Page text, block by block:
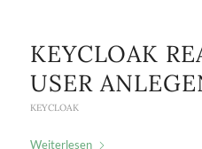
KEYCLOAK
USER
KEYCLOAK
Weiterlesen